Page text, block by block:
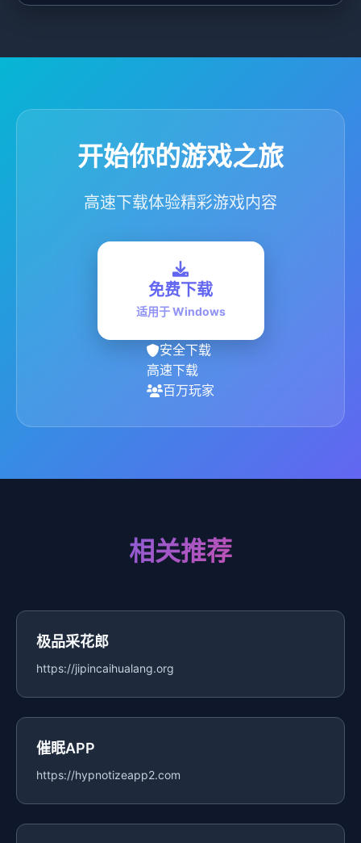
开始你的游戏之旅
高速下载体验精彩游戏内容
免费下载
适用于 Windows
安全下载
高速下载
百万玩家
相关推荐
极品采花郎
https://jipincaihualang.org
催眠APP
https://hypnotizeapp2.com